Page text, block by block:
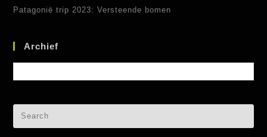
Patagonië trip 2023: Versteende bomen
Archief
Archief